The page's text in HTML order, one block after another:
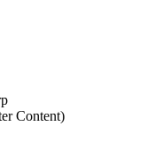
Content)